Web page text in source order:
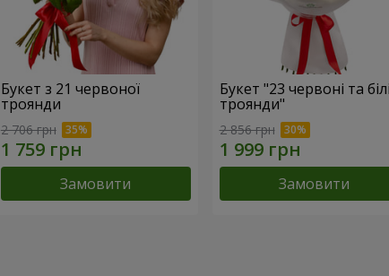
Букет з 21 червоної
троянди
2 706 грн
Замовити
Букет "23 червоні та білі
троянди"
2 856 грн
Замовити